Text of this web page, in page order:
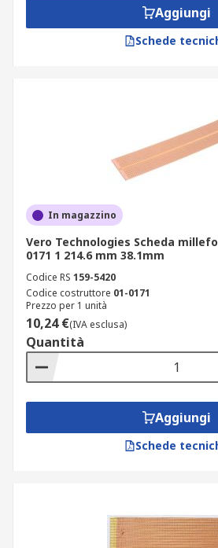
Aggiungi
Schede
In magazzino
Vero Technologies Scheda
0171 1 214.6 mm 38.1mm
Codice RS 159-5420
Codice costruttore 01-0171
Prezzo per 1 unità
10,24 €(IVA esclusa)
Quantità
Aggiungi
Schede